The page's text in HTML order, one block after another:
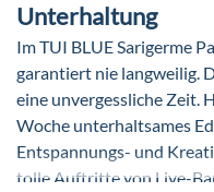
Unterhaltung
Im TUI BLUE Sarigerme
garantiert nie langweilig.
eine unvergessliche Zeit.
Woche unterhaltsames
Entspannungs- und
tolle Auftritte von Live-